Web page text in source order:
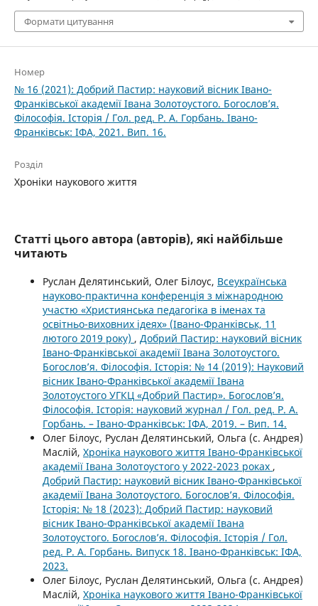
Формати цитування
Номер
№ 16 (2021): Добрий Пастир: науковий вісник Івано-
Франківської академії Івана Золотоустого. Богослов’я.
Філософія. Історія / Гол. ред. Р. А. Горбань. Івано-
Франківськ: ІФА, 2021. Вип. 16.
Розділ
Хроніки наукового життя
Статті цього автора (авторів), які найбільше
читають
Руслан Делятинський, Олег Білоус, Всеукраїнська
науково-практична конференція з міжнародною
участю «Християнська педагогіка в іменах та
освітньо-виховних ідеях» (Івано-Франківськ, 11
лютого 2019 року) , Добрий Пастир: науковий вісник
Івано-Франківської академії Івана Золотоустого.
Богослов’я. Філософія. Історія: № 14 (2019): Науковий
вісник Івано-Франківської академії Івана
Золотоустого УГКЦ «Добрий Пастир». Богослов’я.
Філософія. Історія: науковий журнал / Гол. ред. Р. А.
Горбань. – Івано-Франківськ: ІФА, 2019. – Вип. 14.
Олег Білоус, Руслан Делятинський, Ольга (с. Андрея)
Маслій, Хроніка наукового життя Івано-Франківської
академії Івана Золотоустого у 2022-2023 роках ,
Добрий Пастир: науковий вісник Івано-Франківської
академії Івана Золотоустого. Богослов’я. Філософія.
Історія: № 18 (2023): Добрий Пастир: науковий
вісник Івано-Франківської академії Івана
Золотоустого. Богослов’я. Філософія. Історія / Гол.
ред. Р. А. Горбань. Випуск 18. Івано-Франківськ: ІФА,
2023.
Олег Білоус, Руслан Делятинський, Ольга (с. Андрея)
Маслій, Хроніка наукового життя Івано-Франківської